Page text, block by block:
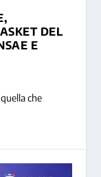
DEL
E
che